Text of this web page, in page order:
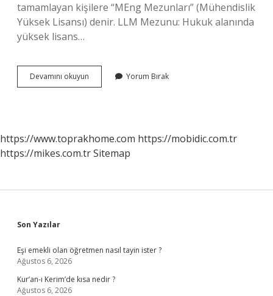
tamamlayan kişilere “MEng Mezunları” (Mühendislik
Yüksek Lisansı) denir. LLM Mezunu: Hukuk alanında
yüksek lisans…
Devamını okuyun
Yüksek
Denir
Yorum Bırak
https://www.toprakhome.com https://mobidic.com.tr
https://mikes.com.trSitemap
Sidebar
Son Yazılar
Eşi emekli olan öğretmen nasıl tayin ister ?
Ağustos 6, 2026
Kur’an-ı Kerim’de kısa nedir ?
Ağustos 6, 2026